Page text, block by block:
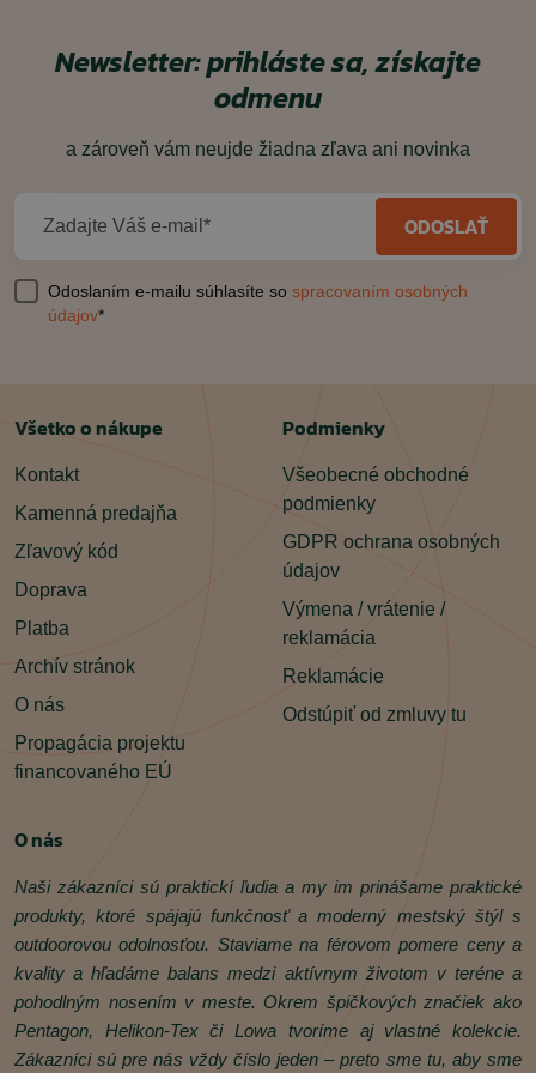
Newsletter: prihláste sa, získajte
odmenu
a zároveň vám neujde žiadna zľava ani novinka
Zadajte Váš e-mail* ODOSLAŤ
Odoslaním e-mailu súhlasíte so spracovaním osobných
údajov*
Všetko o nákupe
Kontakt
Kamenná predajňa
Zľavový kód
Doprava
Platba
Archív stránok
O nás
Propagácia projektu
financovaného EÚ
Podmienky
Všeobecné obchodné
podmienky
GDPR ochrana osobných
údajov
Výmena / vrátenie /
reklamácia
Reklamácie
Odstúpiť od zmluvy tu
O nás
Naši zákazníci sú praktickí ľudia a my im prinášame praktické
produkty, ktoré spájajú funkčnosť a moderný mestský štýl s
outdoorovou odolnosťou. Staviame na férovom pomere ceny a
kvality a hľadáme balans medzi aktívnym životom v teréne a
pohodlným nosením v meste. Okrem špičkových značiek ako
Pentagon, Helikon‑Tex či Lowa tvoríme aj vlastné kolekcie.
Zákazníci sú pre nás vždy číslo jeden – preto sme tu, aby sme